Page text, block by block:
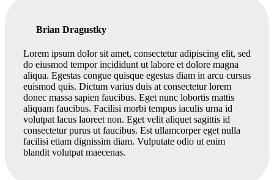
Brian Dragustky
Lorem ipsum dolor sit amet, consectetur adipiscing elit, sed
do eiusmod tempor incididunt ut labore et dolore magna
aliqua. Egestas congue quisque egestas diam in arcu cursus
euismod quis. Dictum varius duis at consectetur lorem
donec massa sapien faucibus. Eget nunc lobortis mattis
aliquam faucibus. Facilisi morbi tempus iaculis urna id
volutpat lacus laoreet non. Eget velit aliquet sagittis id
consectetur purus ut faucibus. Est ullamcorper eget nulla
facilisi etiam dignissim diam. Vulputate odio ut enim
blandit volutpat maecenas.